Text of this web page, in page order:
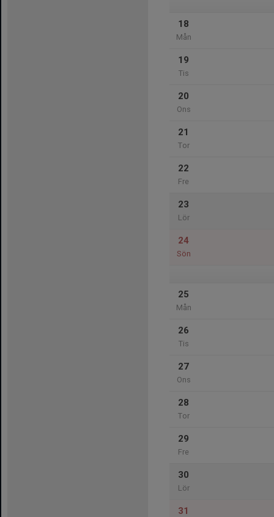
18
Mån
19
Tis
20
Ons
21
Tor
22
Fre
23
Lör
24
Sön
25
Mån
26
Tis
27
Ons
28
Tor
29
Fre
30
Lör
31